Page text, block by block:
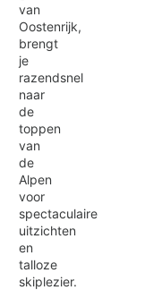
van
Oostenrijk,
brengt
je
razendsnel
naar
de
toppen
van
de
Alpen
voor
spectaculaire
uitzichten
en
talloze
skiplezier.